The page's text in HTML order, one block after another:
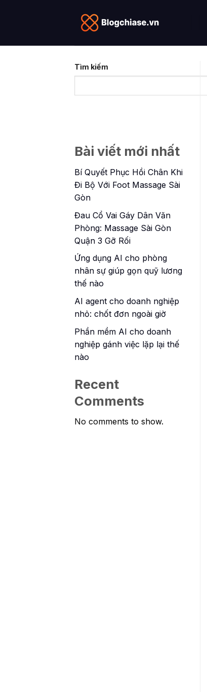
Tìm kiếm
Bài viết mới nhất
Bí Quyết Phục Hồi Chân Khi
Đi Bộ Với Foot Massage Sài
Gòn
Đau Cổ Vai Gáy Dân Văn
Phòng: Massage Sài Gòn
Quận 3 Gỡ Rối
Ứng dụng AI cho phòng
nhân sự giúp gọn quỹ lương
thế nào
AI agent cho doanh nghiệp
nhỏ: chốt đơn ngoài giờ
Phần mềm AI cho doanh
nghiệp gánh việc lặp lại thế
nào
Recent
Comments
No comments to show.